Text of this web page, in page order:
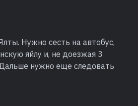
Нужно сесть на автобус,
яйлу и, не доезжая 3
нужно еще следовать